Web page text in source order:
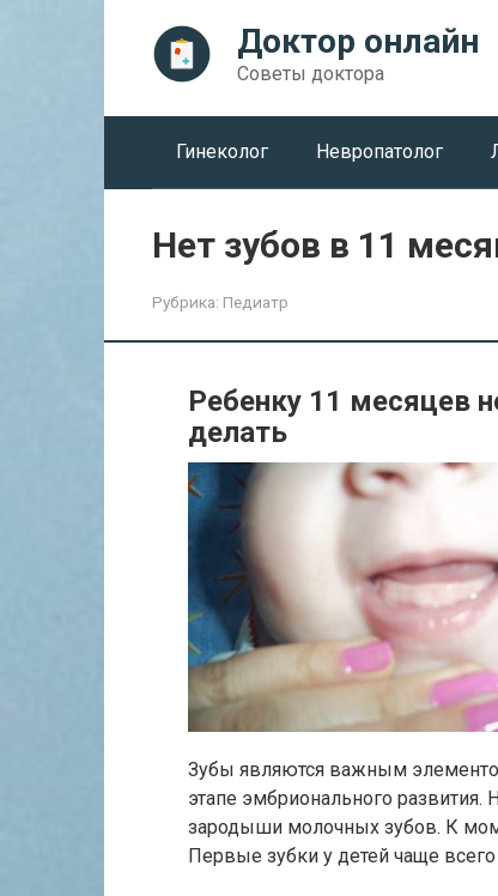
Доктор онлайн
Советы доктора
Гинеколог Невропатолог
Нет зубов в 11
Рубрика: Педиатр
Ребенку 11 месяцев
делать
Зубы являются важным
этапе эмбрионального
зародыши молочных зубов. К
Первые зубки у детей чаще